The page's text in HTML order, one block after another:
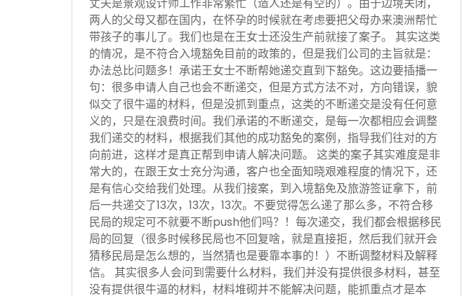
丈夫是景观设计师工作非常繁忙（造人还是有空的）。由于边境关闭，
两人的父母又都在国内，在怀孕的时候就在考虑要把父母办来澳洲帮忙
带孩子的事儿了。我们也是在王女士还没生产前就接了案子。 其实这类
的情况，是不符合入境豁免目前的政策的，但是我们公司的主旨就是：
办法总比问题多！承诺王女士不断帮她递交直到下豁免。这边要插播一
句：很多申请人自己也会不断递交，但是方式方法不对，方向错误，貌
似交了很牛逼的材料，但是没抓到重点，这类的不断递交是没有任何意
义的，只是在浪费时间。我们承诺的不断递交，是每一次都相应会调整
我们递交的材料，根据我们其他的成功豁免的案例，指导我们往对的方
向前进，这样才是真正帮到申请人解决问题。 这类的案子其实难度是非
常大的，在跟王女士充分沟通，客户也全面知晓艰难程度的情况下，还
是有信心交给我们处理。从我们接案，到入境豁免及旅游签证拿下，前
后一共递交了13次，13次，13次。不要觉得怎么递了那么多，不符合移
民局的规定可不就要不断push他们吗？！每次递交，我们都会根据移民
局的回复（很多时候移民局也不回复啥，就是直接拒，然后我们就开会
猜移民局是怎么想的，当然猜也是要靠本事的！）不断调整材料及解释
信。 其实很多人会问到需要什么材料，我们并没有提供很多材料，甚至
没有提供很牛逼的材料，材料堆砌并不能解决问题，能抓重点才是本